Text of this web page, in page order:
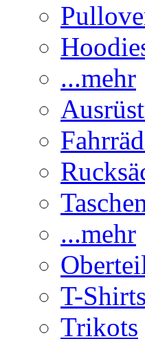
...mehr
...mehr
T-Shirts
Trikots